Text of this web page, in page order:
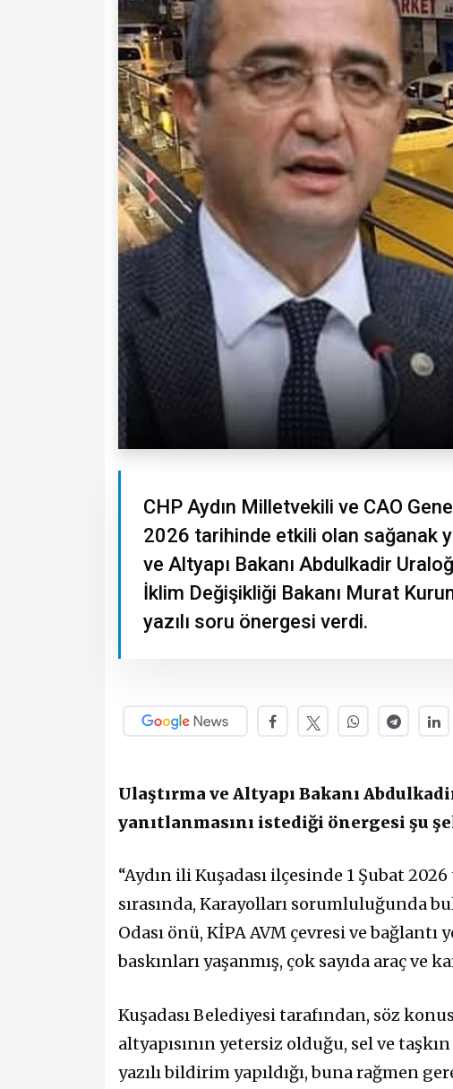
CHP Aydın Milletvekili ve CAO
2026 tarihinde etkili olan sağanak
ve Altyapı Bakanı Abdulkadir
İklim Değişikliği Bakanı Murat
yazılı soru önergesi verdi.
Ulaştırma ve Altyapı Bakanı
yanıtlanmasını istediği önergesi şu
“Aydın ili Kuşadası ilçesinde 1 Şubat
sırasında, Karayolları sorumluluğunda
Odası önü, KİPA AVM çevresi ve
baskınları yaşanmış, çok sayıda araç ve
Kuşadası Belediyesi tarafından, söz
altyapısının yetersiz olduğu, sel ve
yazılı bildirim yapıldığı, buna rağmen